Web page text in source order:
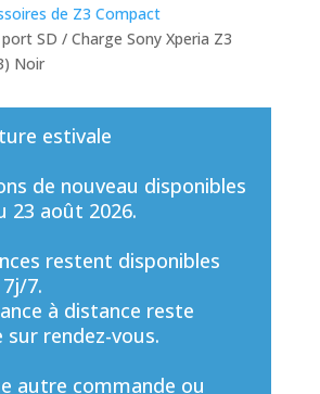
de Z3 Compact
SD / Charge Sony Xperia Z3
Noir
estivale
de nouveau disponibles
23 août 2026.
restent disponibles
7.
à distance reste
sur rendez-vous.
autre commande ou